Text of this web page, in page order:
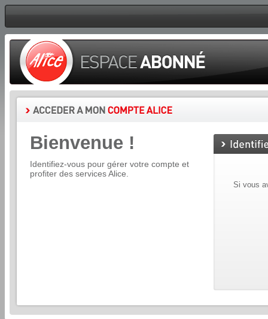
Bienvenue !
Identifiez-vous pour gérer votre compte et
profiter des services Alice.
Si vous